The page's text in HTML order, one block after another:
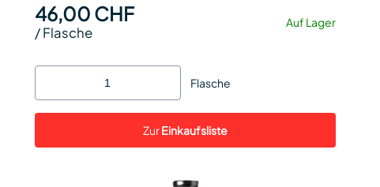
Auf Lager
46,00 CHF
/Flasche
Flasche
ZurEinkaufsliste